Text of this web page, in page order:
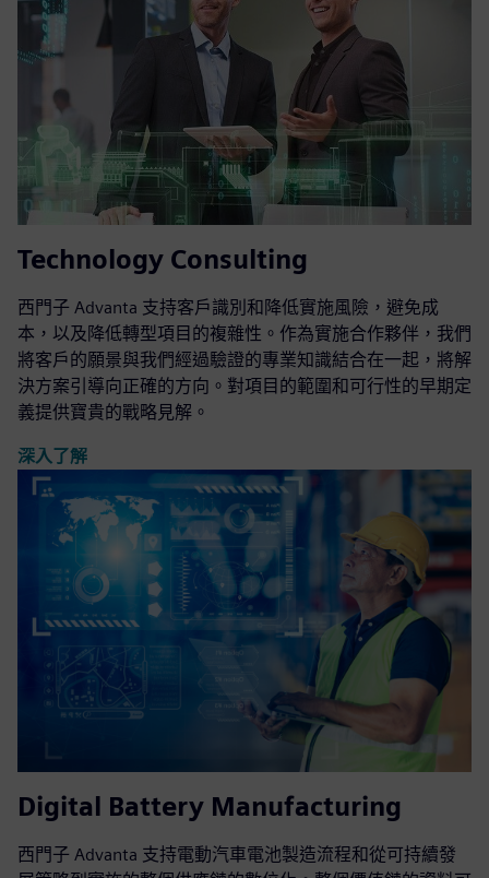
Technology Consulting
西門子 Advanta 支持客戶識別和降低實施風險，避免成
本，以及降低轉型項目的複雜性。作為實施合作夥伴，我們
將客戶的願景與我們經過驗證的專業知識結合在一起，將解
決方案引導向正確的方向。對項目的範圍和可行性的早期定
義提供寶貴的戰略見解。
深入了解
Digital Battery Manufacturing
西門子 Advanta 支持電動汽車電池製造流程和從可持續發